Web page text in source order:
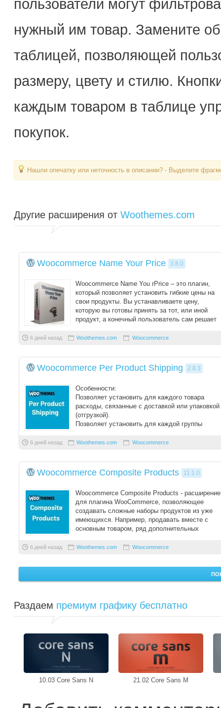
пользователи могут
нужный им товар. Замените
таблицей, позволяющей
размеру, цвету и стилю.
каждым товаром в таблице
покупок.
Нашли опечатку или неточность в описании? - Выделите
Другие расширения от Woothemes.com
Woocommerce Name Your Price 3.8.0
Woocommerce Name You rPrice – это плагин,
который позволяет установить гибкие цены на
свои продукты. Вы устанавливаете цену,
которую вы готовы принять за тот, или иной
продукт, а конечный пользователь сам решает
6 дней назад Woothemes.com Woocommerce
Woocommerce Per Product Shipping 2.8.3
Особенности:
Позволяет установить для каждого товара
расходы, связанные с доставкой или упаковкой
(отгрузкой).
Позволяет установить для каждой группы
упаковко ...
6 дней назад Woothemes.com Woocommerce
Woocommerce Composite Products 11.1.0
Woocommerce Composite Products - расширение
для плагина WooCommerce, позволяющее
создавать сложные наборы продуктов из уже
имеющихся. Например, продавать вместе с
основным товаром, ряд дополнительных
6 дней назад Woothemes.com Woocommerce
Раздаем премиум графику бесплатно
10.03 Core Sans N 21.02 Core Sans M